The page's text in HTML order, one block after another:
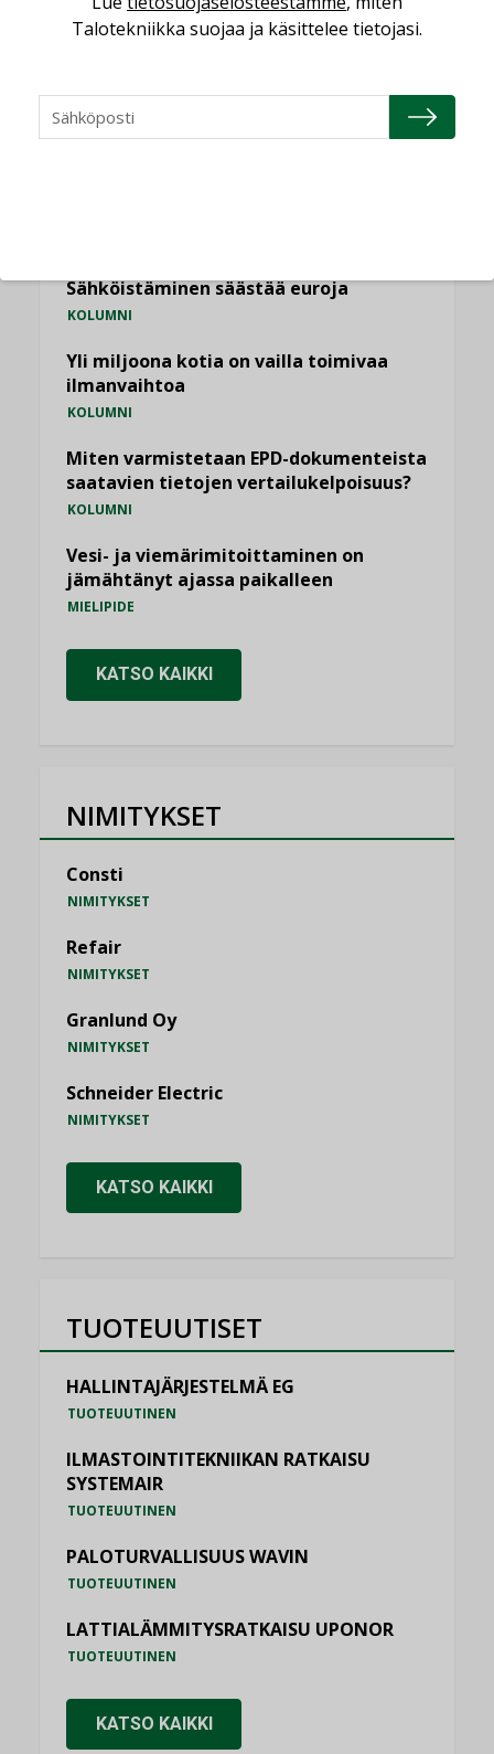
NÄKÖKULMIA
Sähköistäminen säästää euroja
KOLUMNI
Yli miljoona kotia on vailla toimivaa
ilmanvaihtoa
KOLUMNI
Miten varmistetaan EPD-dokumenteista
saatavien tietojen vertailukelpoisuus?
KOLUMNI
Vesi- ja viemärimitoittaminen on
jämähtänyt ajassa paikalleen
MIELIPIDE
KATSO KAIKKI
NIMITYKSET
Consti
NIMITYKSET
Refair
NIMITYKSET
Granlund Oy
NIMITYKSET
Schneider Electric
NIMITYKSET
KATSO KAIKKI
TUOTEUUTISET
HALLINTAJÄRJESTELMÄ EG
TUOTEUUTINEN
ILMASTOINTITEKNIIKAN RATKAISU
SYSTEMAIR
TUOTEUUTINEN
PALOTURVALLISUUS WAVIN
TUOTEUUTINEN
LATTIALÄMMITYSRATKAISU UPONOR
TUOTEUUTINEN
KATSO KAIKKI
Talotekniikka suojaa ja käsittelee tietojasi.